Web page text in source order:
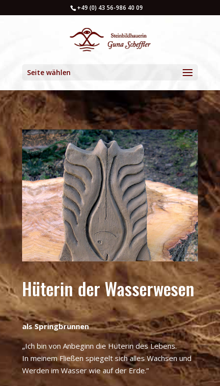
+49 (0) 43 56-986 40 09
Seite wählen
Hüterin der Wasserwesen
als Springbrunnen
„Ich bin von Anbeginn die Hüterin des Lebens.
In meinem Fließen spiegelt sich alles Wachsen und
Werden im Wasser wie auf der Erde.”